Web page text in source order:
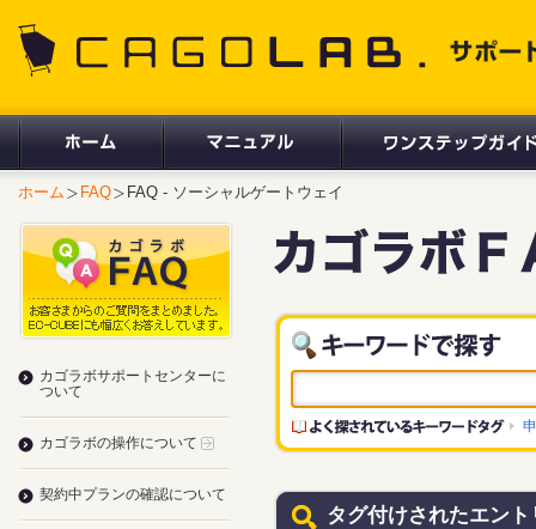
ホーム FAQ FAQ - ソーシャルゲートウェイ
タグ付けされたエント
カゴラボサポートセンターに
ついて
カゴラボの操作について
契約中プランの確認について